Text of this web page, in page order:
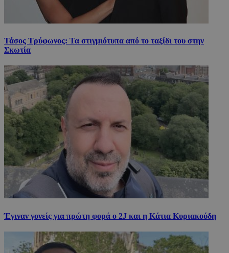
Τάσος Τρύφωνος: Τα στιγμιότυπα από το ταξίδι του στην
Σκωτία
Έγιναν γονείς για πρώτη φορά ο 2J και η Κάτια Κυριακούδη